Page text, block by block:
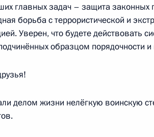
года, 17:15 Москва, Кремль
года, 13:20
года, понедельник
главных задач – защита законных
борьба с террористической и
Уверен, что будете действовать
образцом порядочности
делом жизни нелёгкую воинскую